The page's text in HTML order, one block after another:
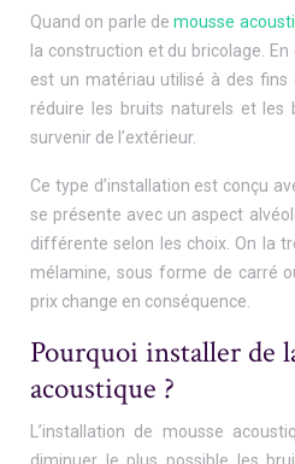
Quand on parle demousse
la construction et du bricolage.
est un matériau utilisé à des fins
réduire les bruits naturels et les
survenir de l’extérieur.
Ce type d’installation est conçu
se présente avec un aspect
différente selon les choix. On la
mélamine, sous forme de carré
prix change en conséquence.
Pourquoi installer de
acoustique ?
L’installation de mousse